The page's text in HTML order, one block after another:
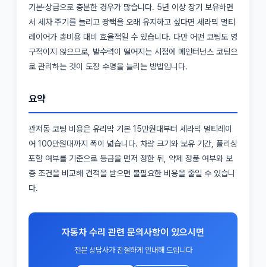
기본·상급으로 충분한 경우가 많습니다. 5년 이상 장기 보유하면
서 세차 주기를 늘리고 광택을 오래 유지하고 싶다면 세라믹 멀티
레이어가 총비용 대비 효율적일 수 있습니다. 다만 어떤 코팅도 영
구적이지 않으므로, 발수력이 떨어지는 시점에 메인터넌스 코팅으
로 관리하는 것이 도장 수명을 늘리는 방법입니다.
요약
관저동 코팅 비용은 유리막 기본 15만원대부터 세라믹 멀티레이
어 100만원대까지 폭이 넓습니다. 차량 크기와 보유 기간, 폴리싱
포함 여부를 기준으로 등급을 먼저 정한 뒤, 약제 정품 여부와 보
증 조건을 비교해 견적을 받으면 불필요한 비용을 줄일 수 있습니
다.
자동차 수리 관련 문의사항이 있으시면
전문 상담사가 친절하게 안내해 드립니다